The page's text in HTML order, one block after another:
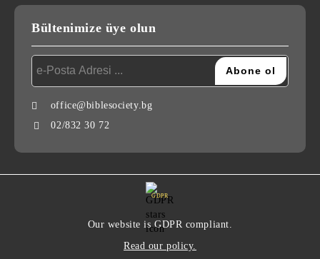
Bültenimize üye olun
office@biblesociety.bg
02/832 30 72
GDPR
Our website is GDPR compliant.
Read our policy.